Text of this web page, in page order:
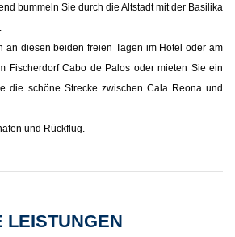
bummeln Sie durch die Altstadt mit der Basilika
an diesen beiden freien Tagen im Hotel oder am
Fischerdorf Cabo de Palos oder mieten Sie ein
die schöne Strecke zwischen Cala Reona und
und Rückflug.
LEISTUNGEN